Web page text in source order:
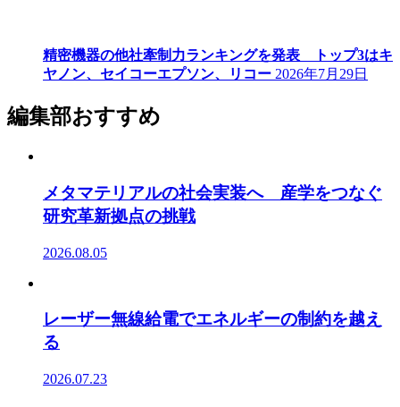
精密機器の他社牽制力ランキングを発表 トップ3はキ
ヤノン、セイコーエプソン、リコー 2026年7月29日
編集部おすすめ
メタマテリアルの社会実装へ 産学をつなぐ
研究革新拠点の挑戦
2026.08.05
レーザー無線給電でエネルギーの制約を越え
る
2026.07.23